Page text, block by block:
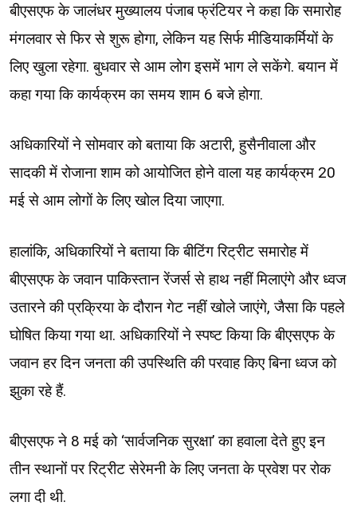
बीएसएफ के जालंधर मुख्यालय पंजाब फ्रंटियर ने कहा कि समारोह
मंगलवार से फिर से शुरू होगा, लेकिन यह सिर्फ मीडियाकर्मियों के
लिए खुला रहेगा. बुधवार से आम लोग इसमें भाग ले सकेंगे. बयान में
कहा गया कि कार्यक्रम का समय शाम 6 बजे होगा.
अधिकारियों ने सोमवार को बताया कि अटारी, हुसैनीवाला और
सादकी में रोजाना शाम को आयोजित होने वाला यह कार्यक्रम 20
मई से आम लोगों के लिए खोल दिया जाएगा.
हालांकि, अधिकारियों ने बताया कि बीटिंग रिट्रीट समारोह में
बीएसएफ के जवान पाकिस्तान रेंजर्स से हाथ नहीं मिलाएंगे और ध्वज
उतारने की प्रक्रिया के दौरान गेट नहीं खोले जाएंगे, जैसा कि पहले
घोषित किया गया था. अधिकारियों ने स्पष्ट किया कि बीएसएफ के
जवान हर दिन जनता की उपस्थिति की परवाह किए बिना ध्वज को
झुका रहे हैं.
बीएसएफ ने 8 मई को ‘सार्वजनिक सुरक्षा’ का हवाला देते हुए इन
तीन स्थानों पर रिट्रीट सेरेमनी के लिए जनता के प्रवेश पर रोक
लगा दी थी.